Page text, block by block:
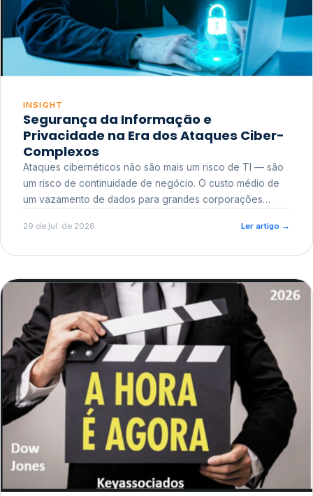
INSIGHT
Segurança da Informação e
Privacidade na Era dos Ataques Ciber-
Complexos
Ataques cibernéticos não são mais um risco de TI — são
um risco de continuidade de negócio. O custo médio de
um vazamento de dados para grandes corporações
reputacional e o risco regulatório junto a órgãos como a
29 de jul. de 2026 Ler artigo →